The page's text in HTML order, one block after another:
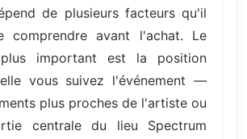
de plusieurs facteurs qu'il
comprendre avant l'achat. Le
important est la position
vous suivez l'événement —
plus proches de l'artiste ou
centrale du lieu Spectrum